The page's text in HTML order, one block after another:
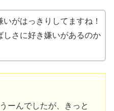
がはっきりしてますね！
しさに好き嫌いがあるのか
ーんでしたが、きっと